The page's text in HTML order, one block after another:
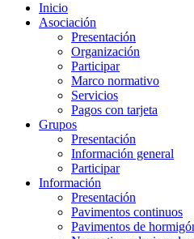
Inicio
Asociación
Presentación
Organización
Participar
Marco normativo
Servicios
Pagos con tarjeta
Grupos
Presentación
Información general
Participar
Información
Presentación
Pavimentos continuos
Pavimentos de